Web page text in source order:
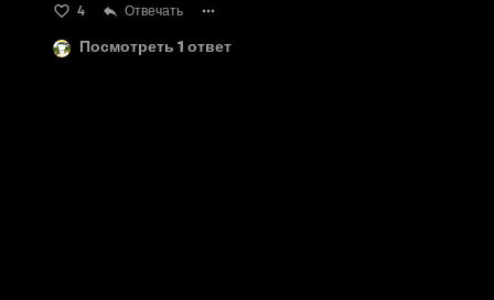
4 Отвечать
Посмотреть 1 ответ